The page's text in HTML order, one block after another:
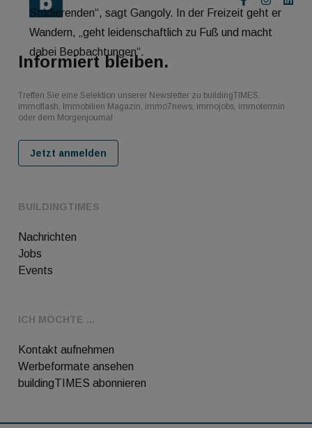
Studierenden“, sagt Gangoly. In der Freizeit geht er
Wandern, „geht leidenschaftlich zu Fuß und macht
dabei Beobachtungen“.
BUILDINGTIMES
Nachrichten
Jobs
Events
ICH MÖCHTE ...
Kontakt aufnehmen
Werbeformate ansehen
buildingTIMES abonnieren
Informiert bleiben.
Treffen Sie eine Selektion unserer Newsletter zu buildingTIMES,
immoflash, Immobilien Magazin, immo7news, immojobs, immotermin
oder dem Morgenjournal
Jetzt anmelden